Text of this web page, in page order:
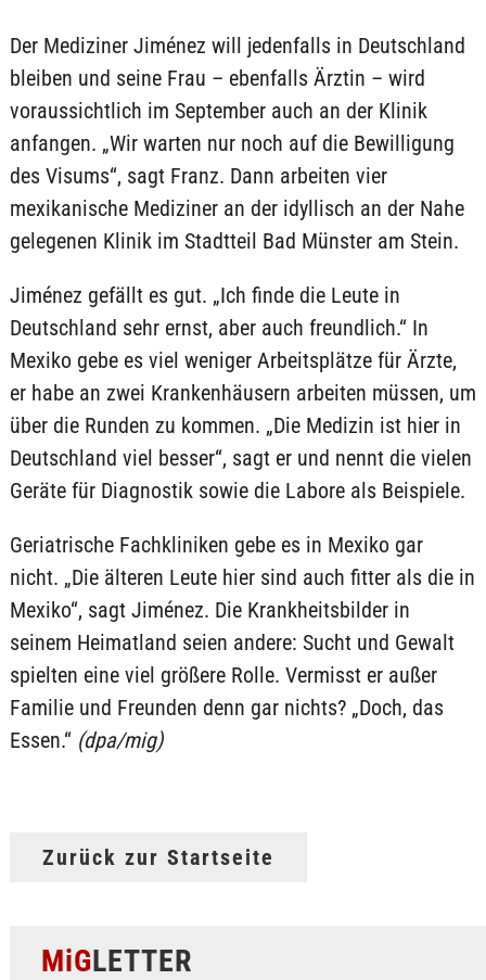
Der Mediziner Jiménez will jedenfalls in Deutschland
bleiben und seine Frau – ebenfalls Ärztin – wird
voraussichtlich im September auch an der Klinik
anfangen. „Wir warten nur noch auf die Bewilligung
des Visums“, sagt Franz. Dann arbeiten vier
mexikanische Mediziner an der idyllisch an der Nahe
gelegenen Klinik im Stadtteil Bad Münster am Stein.
Jiménez gefällt es gut. „Ich finde die Leute in
Deutschland sehr ernst, aber auch freundlich.“ In
Mexiko gebe es viel weniger Arbeitsplätze für Ärzte,
er habe an zwei Krankenhäusern arbeiten müssen, um
über die Runden zu kommen. „Die Medizin ist hier in
Deutschland viel besser“, sagt er und nennt die vielen
Geräte für Diagnostik sowie die Labore als Beispiele.
Geriatrische Fachkliniken gebe es in Mexiko gar
nicht. „Die älteren Leute hier sind auch fitter als die in
Mexiko“, sagt Jiménez. Die Krankheitsbilder in
seinem Heimatland seien andere: Sucht und Gewalt
spielten eine viel größere Rolle. Vermisst er außer
Familie und Freunden denn gar nichts? „Doch, das
Essen.“ (dpa/mig)
Zurück zur Startseite
MiGLETTER